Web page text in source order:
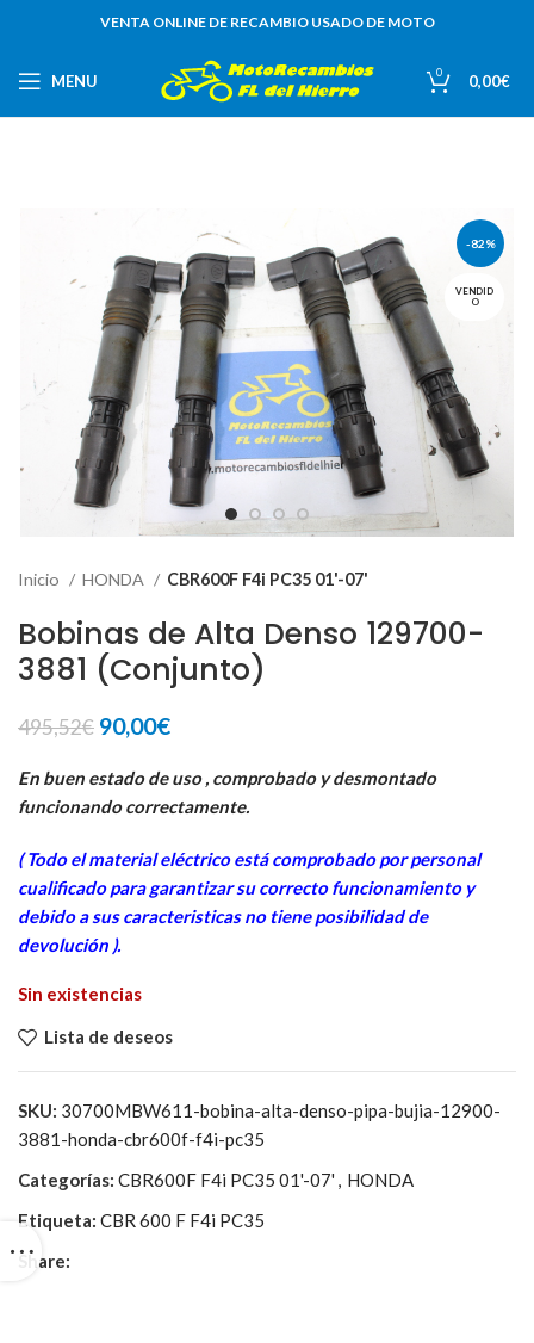
VENTA ONLINE DE RECAMBIO USADO DE MOTO
MENU 0 0,00€
-82%
VENDID
O
Inicio HONDA CBR600F F4i PC35 01'-07'
Bobinas de Alta Denso 129700-
3881 (Conjunto)
495,52€ El
original
era:
90,00€El
actual
es:
En buen estado de uso , comprobado y desmontado
funcionando correctamente.
( Todo el material eléctrico está comprobado por personal
cualificado para garantizar su correcto funcionamiento y
debido a sus caracteristicas no tiene posibilidad de
devolución ).
Sin existencias
Lista de deseos
SKU: 30700MBW611-bobina-alta-denso-pipa-bujia-12900-
3881-honda-cbr600f-f4i-pc35
Categorías: CBR600F F4i PC35 01'-07' , HONDA
Etiqueta: CBR 600 F F4i PC35
Share: